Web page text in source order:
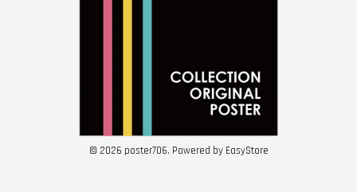
© 2026 poster706. Powered by EasyStore